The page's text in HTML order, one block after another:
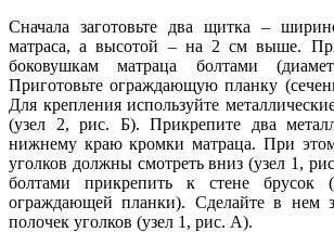
Сначала заготовьте два щитка –
матраса, а высотой – на 2 см выше.
боковушкам матраца болтами
Приготовьте ограждающую планку
Для крепления используйте
(узел 2, рис. Б). Прикрепите два
нижнему краю кромки матраца. При
уголков должны смотреть вниз (узел 1,
болтами прикрепить к стене брусок
ограждающей планки). Сделайте в нем
полочек уголков (узел 1, рис. А).